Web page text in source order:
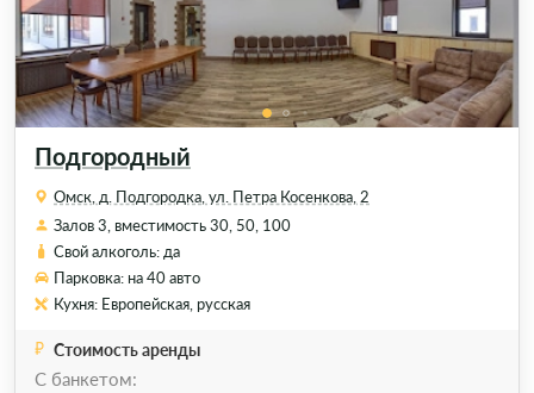
Подгородный
Омск, д. Подгородка, ул. Петра Косенкова, 2
Залов 3, вместимость 30, 50, 100
Свой алкоголь: да
Парковка: на 40 авто
Кухня: Европейская, русская
Стоимость аренды
С банкетом: